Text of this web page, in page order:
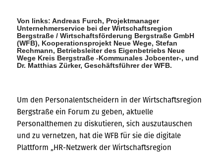
Von links: Andreas Furch, Projektmanager
Unternehmerservice bei der Wirtschaftsregion
Bergstraße / Wirtschaftsförderung Bergstraße GmbH
(WFB), Kooperationsprojekt Neue Wege, Stefan
Rechmann, Betriebsleiter des Eigenbetriebs Neue
Wege Kreis Bergstraße -Kommunales Jobcenter-, und
Dr. Matthias Zürker, Geschäftsführer der WFB.
Um den Personalentscheidern in der Wirtschaftsregion
Bergstraße ein Forum zu geben, aktuelle
Personalthemen zu diskutieren, sich auszutauschen
und zu vernetzen, hat die WFB für sie die digitale
Plattform „HR-Netzwerk der Wirtschaftsregion